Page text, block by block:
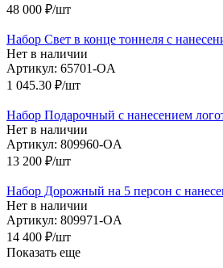
48 000 ₽/шт
Набор Свет в конце тоннеля с
Нет в наличии
Артикул: 65701-OA
1 045.30 ₽/шт
Набор Подарочный с нанесением
Нет в наличии
Артикул: 809960-OA
13 200 ₽/шт
Набор Дорожный на 5 персон с
Нет в наличии
Артикул: 809971-OA
14 400 ₽/шт
Показать еще